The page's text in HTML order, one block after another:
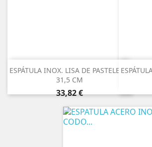
ESPÁTULA INOX. LISA DE PASTELERO
31,5 CM
Precio
33,82 €